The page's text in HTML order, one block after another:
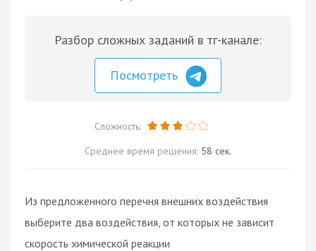
Разбор сложных заданий в тг-канале:
Посмотреть
Сложность:
Среднее время решения: 58 сек.
Из предложенного перечня внешних воздействия
выберите два воздействия, от которых не зависит
скорость химической реакции